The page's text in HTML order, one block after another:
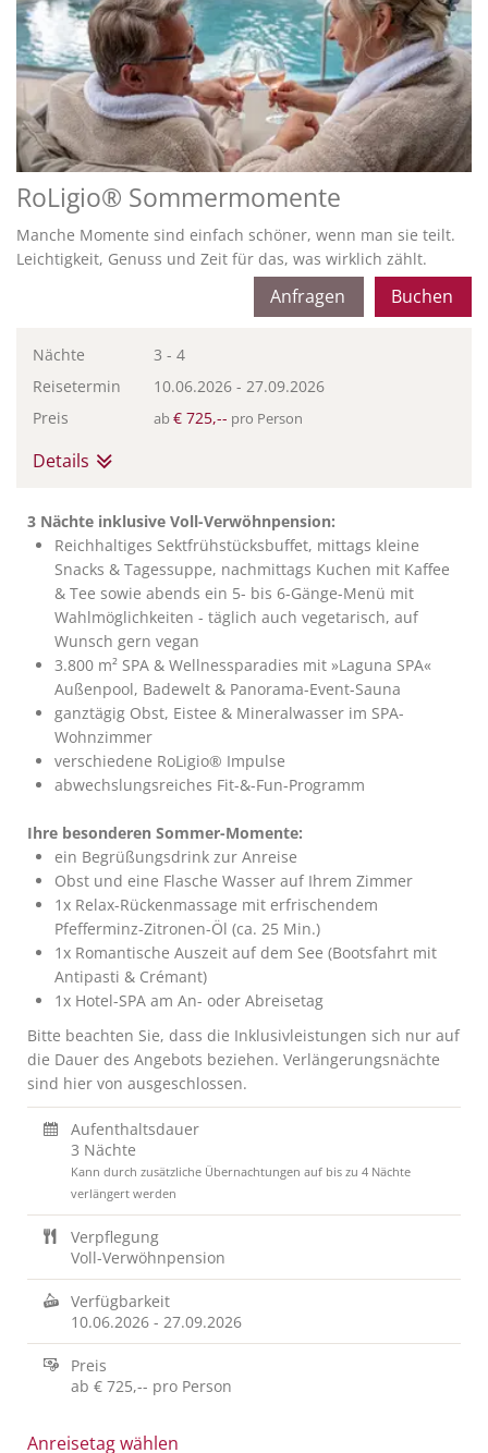
RoLigio® Sommermomente
Manche Momente sind einfach schöner, wenn man sie teilt.
Leichtigkeit, Genuss und Zeit für das, was wirklich zählt.
Buchen
Anfragen
Nächte
3 - 4
Reisetermin
10.06.2026 - 27.09.2026
Preis
ab€ 725,-- pro Person
Details
3 Nächte inklusive Voll-Verwöhnpension:
Reichhaltiges Sektfrühstücksbuffet, mittags kleine
Snacks & Tagessuppe, nachmittags Kuchen mit Kaffee
& Tee sowie abends ein 5- bis 6-Gänge-Menü mit
Wahlmöglichkeiten - täglich auch vegetarisch, auf
Wunsch gern vegan
3.800 m² SPA & Wellnessparadies mit »Laguna SPA«
Außenpool, Badewelt & Panorama-Event-Sauna
ganztägig Obst, Eistee & Mineralwasser im SPA-
Wohnzimmer
verschiedene RoLigio® Impulse
abwechslungsreiches Fit-&-Fun-Programm
Ihre besonderen Sommer-Momente:
ein Begrüßungsdrink zur Anreise
Obst und eine Flasche Wasser auf Ihrem Zimmer
1x Relax-Rückenmassage mit erfrischendem
Pfefferminz-Zitronen-Öl (ca. 25 Min.)
1x Romantische Auszeit auf dem See (Bootsfahrt mit
Antipasti & Crémant)
1x Hotel-SPA am An- oder Abreisetag
Bitte beachten Sie, dass die Inklusivleistungen sich nur auf
die Dauer des Angebots beziehen. Verlängerungsnächte
sind hier von ausgeschlossen.
Aufenthaltsdauer
3 Nächte
Kann durch zusätzliche Übernachtungen auf bis zu 4 Nächte
verlängert werden
Verpflegung
Voll-Verwöhnpension
Verfügbarkeit
10.06.2026 - 27.09.2026
Preis
ab € 725,-- pro Person
Anreisetag wählen